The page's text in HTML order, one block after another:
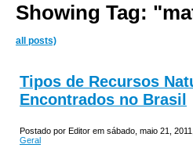
Showing Tag:
all posts)
Tipos de Recursos
Encontrados no Brasil
Postado por Editor em sábado, maio 21,
Geral